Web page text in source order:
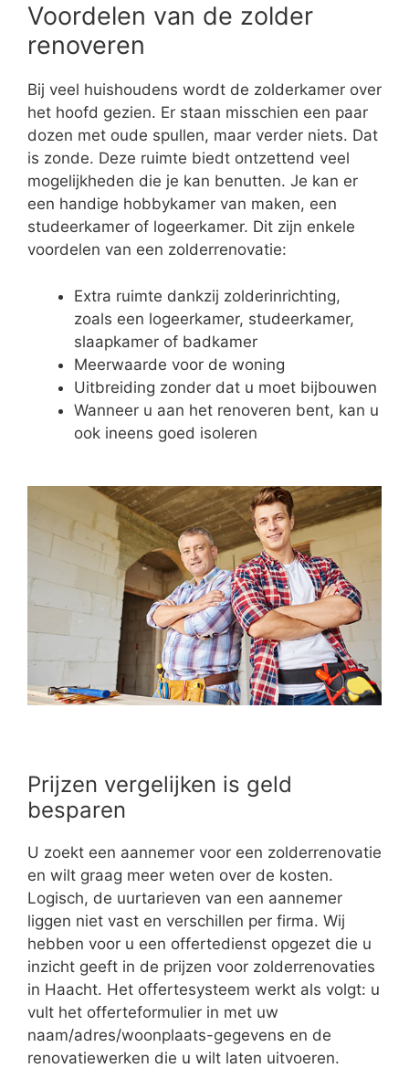
Voordelen van de zolder
renoveren
Bij veel huishoudens wordt de zolderkamer over
het hoofd gezien. Er staan misschien een paar
dozen met oude spullen, maar verder niets. Dat
is zonde. Deze ruimte biedt ontzettend veel
mogelijkheden die je kan benutten. Je kan er
een handige hobbykamer van maken, een
studeerkamer of logeerkamer. Dit zijn enkele
voordelen van een zolderrenovatie:
Extra ruimte dankzij zolderinrichting,
zoals een logeerkamer, studeerkamer,
slaapkamer of badkamer
Meerwaarde voor de woning
Uitbreiding zonder dat u moet bijbouwen
Wanneer u aan het renoveren bent, kan u
ook ineens goed isoleren
Prijzen vergelijken is geld
besparen
U zoekt een aannemer voor een zolderrenovatie
en wilt graag meer weten over de kosten.
Logisch, de uurtarieven van een aannemer
liggen niet vast en verschillen per firma. Wij
hebben voor u een offertedienst opgezet die u
inzicht geeft in de prijzen voor zolderrenovaties
in Haacht. Het offertesysteem werkt als volgt: u
vult het offerteformulier in met uw
naam/adres/woonplaats-gegevens en de
renovatiewerken die u wilt laten uitvoeren.